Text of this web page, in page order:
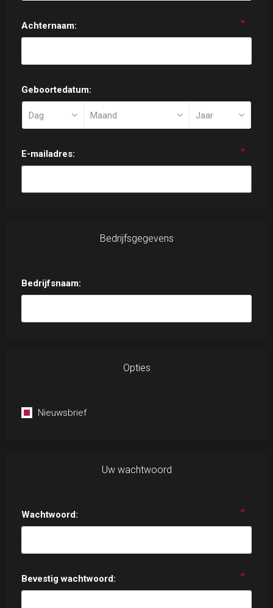
Achternaam: *
Geboortedatum:
E-mailadres: *
Bedrijfsgegevens
Bedrijfsnaam:
Opties
Nieuwsbrief
Uw wachtwoord
Wachtwoord: *
Bevestig wachtwoord: *